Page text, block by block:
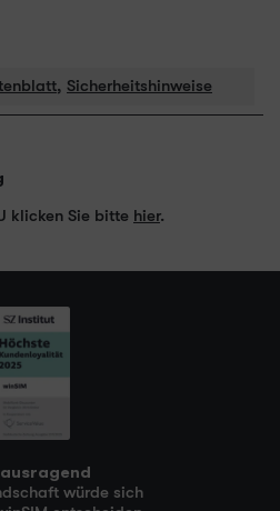
, Sicherheitshinweise
klicken Sie bitte hier.
würde sich